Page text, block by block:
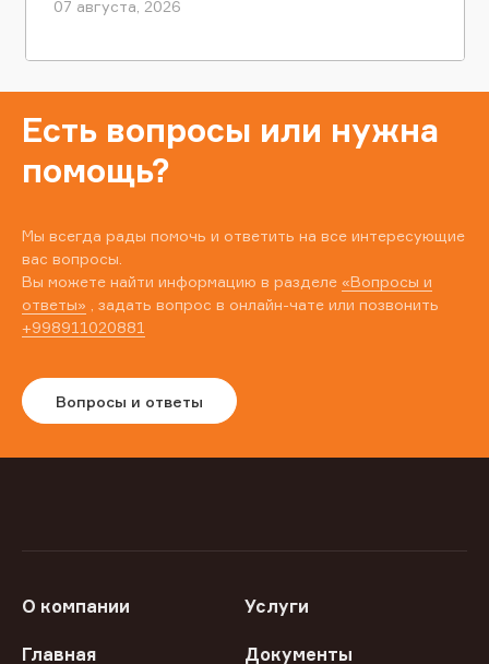
07 августа, 2026
Есть вопросы или нужна
помощь?
Мы всегда рады помочь и ответить на все интересующие
вас вопросы.
Вы можете найти информацию в разделе «Вопросы и
ответы» , задать вопрос в онлайн-чате или позвонить
+998911020881
Вопросы и ответы
О компании Услуги
Главная Документы